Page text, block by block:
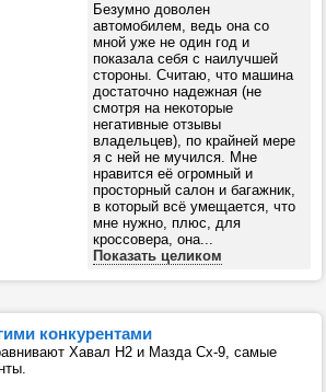
Безумно доволен
автомобилем, ведь она со
мной уже не один год и
показала себя с наилучшей
стороны. Считаю, что машина
достаточно надежная (не
смотря на некоторые
негативные отзывы
владельцев), по крайней мере
я с ней не мучился. Мне
нравится её огромный и
просторный салон и багажник,
в который всё умещается, что
мне нужно, плюс, для
кроссовера, она...
Показать целиком
конкурентами
Хавал Н2 и Мазда Сх-9, самые